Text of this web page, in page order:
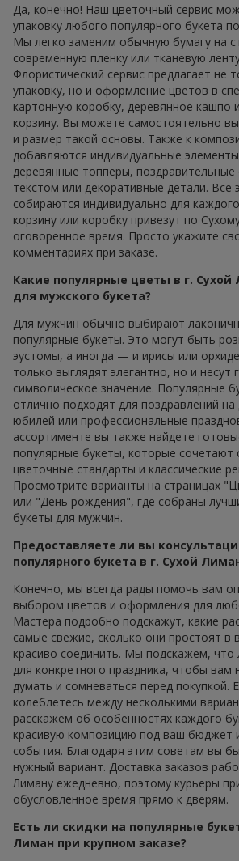
Да, конечно! Наш цветочный сервис
упаковку любого популярного букета
Мы легко заменим обычную бумагу на
современную пленку или тканевую
Флористический сервис предлагает не
упаковку, но и оформление цветов в
картонную коробку, деревянное кашпо
корзину. Вы можете самостоятельно
и размер такой основы. Также к
добавляются индивидуальные
деревянные топперы,
текстом или декоративные детали. Все
собираются индивидуально для
корзину или коробку привезут по
оговоренное время. Просто укажите
комментариях при заказе.
Какие популярные цветы в г.
для мужского букета?
Для мужчин обычно выбирают
популярные букеты. Это могут быть
эустомы, а иногда — и ирисы или
только выглядят элегантно, но и несут
символическое значение. Популярные
отлично подходят для поздравлений
юбилей или профессиональные
ассортименте вы также найдете
популярные букеты, которые сочетают
цветочные стандарты и классические
Просмотрите варианты на страницах
или "День рождения", где собраны
букеты для мужчин.
Предоставляете ли вы
популярного букета в г. Сухой
Конечно, мы всегда рады помочь вам
выбором цветов и оформления для
Мастера подробно подскажут, какие
самые свежие, сколько они простоят в
красиво соединить. Мы подскажем, что
для конкретного праздника, чтобы вам
думать и сомневаться перед покупкой.
колеблетесь между несколькими
расскажем об особенностях каждого
красивую композицию под ваш бюджет
события. Благодаря этим советам вы
нужный вариант. Доставка заказов
Лиману ежедневно, поэтому курьеры
обусловленное время прямо к дверям.
Есть ли скидки на популярные
Лиман при крупном заказе?